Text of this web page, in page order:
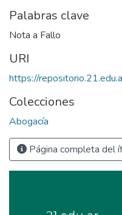
Palabras clave
Nota a Fallo
URI
https://
Colecciones
Abogacía
Página completa del